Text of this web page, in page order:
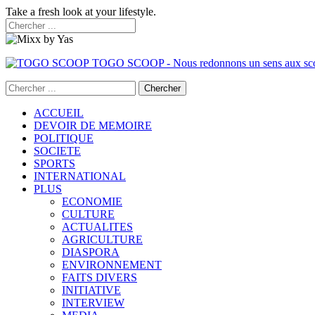
Take a fresh look at your lifestyle.
TOGO SCOOP - Nous redonnons un sens aux
ACCUEIL
DEVOIR DE MEMOIRE
POLITIQUE
SOCIETE
SPORTS
INTERNATIONAL
PLUS
ECONOMIE
CULTURE
ACTUALITES
AGRICULTURE
DIASPORA
ENVIRONNEMENT
FAITS DIVERS
INITIATIVE
INTERVIEW